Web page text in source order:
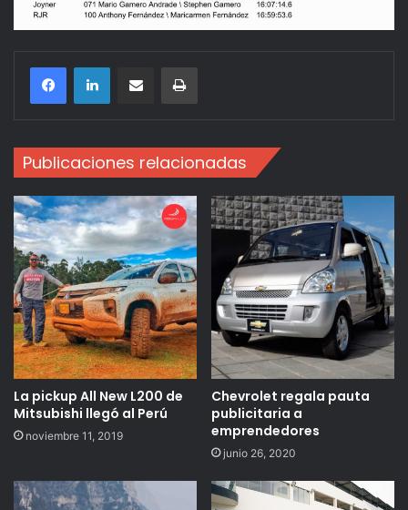
Compartir por correo electrónicoImprimir
Publicaciones relacionadas
La pickup All New L200 de
Mitsubishi llegó al Perú
noviembre 11, 2019
Chevrolet regala pauta
publicitaria a
emprendedores
junio 26, 2020